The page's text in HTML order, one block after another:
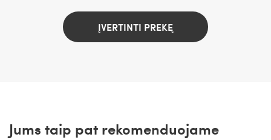
ĮVERTINTI PREKĘ
Jums taip pat rekomenduojame